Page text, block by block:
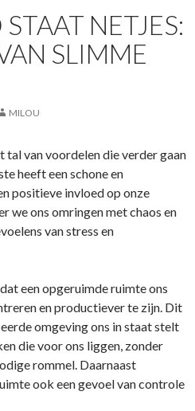
NETJES:
SLIMME
MILOU
tal van voordelen die verder gaan
heeft een schone en
positieve invloed op onze
we ons omringen met chaos en
van stress en
een opgeruimde ruimte ons
en productiever te zijn. Dit
omgeving ons in staat stelt
die voor ons liggen, zonder
rommel. Daarnaast
ook een gevoel van controle